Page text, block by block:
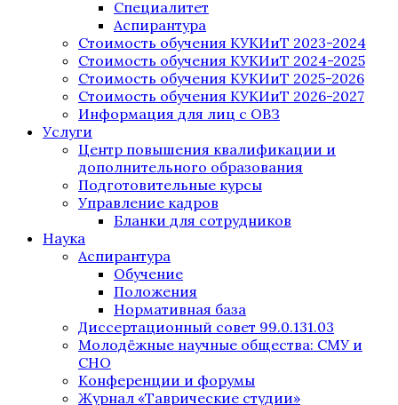
Специалитет
Аспирантура
Стоимость обучения КУКИиТ 2023-2024
Стоимость обучения КУКИиТ 2024-2025
Стоимость обучения КУКИиТ 2025-2026
Стоимость обучения КУКИиТ 2026-2027
Информация для лиц с ОВЗ
Услуги
Центр повышения квалификации и
дополнительного образования
Подготовительные курсы
Управление кадров
Бланки для сотрудников
Наука
Аспирантура
Обучение
Положения
Нормативная база
Диссертационный совет 99.0.131.03
Молодёжные научные общества: СМУ и
СНО
Конференции и форумы
Журнал «Таврические студии»